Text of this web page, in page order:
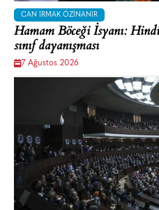
CAN IRMAK ÖZINANIR
Hamam Böceği İsyanı:
sınıf dayanışması
7 Ağustos 2026